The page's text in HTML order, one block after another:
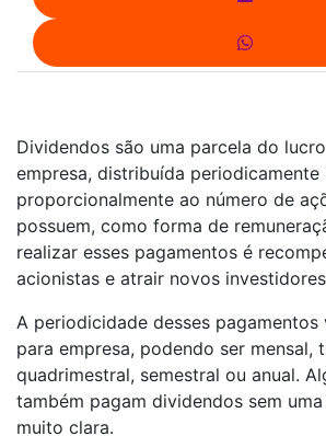
Dividendos são uma parcela do
empresa, distribuída periodicamente
proporcionalmente ao número de
possuem, como forma de
realizar esses pagamentos é
acionistas e atrair novos
A periodicidade desses pagamentos
para empresa, podendo ser mensal,
quadrimestral, semestral ou anual.
também pagam dividendos sem
muito clara.